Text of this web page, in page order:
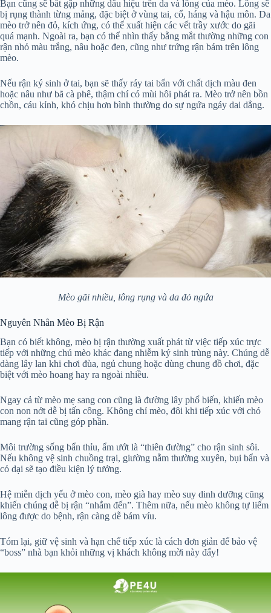
Bạn cũng sẽ bắt gặp những dấu hiệu trên da và lông của mèo. Lông sẽ
bị rụng thành từng mảng, đặc biệt ở vùng tai, cổ, háng và hậu môn. Da
mèo trở nên đỏ, kích ứng, có thể xuất hiện các vết trầy xước do gãi
quá mạnh. Ngoài ra, bạn có thể nhìn thấy bằng mắt thường những con
rận nhỏ màu trắng, nâu hoặc đen, cũng như trứng rận bám trên lông
mèo.
Nếu rận ký sinh ở tai, bạn sẽ thấy ráy tai bẩn với chất dịch màu đen
hoặc nâu như bã cà phê, thậm chí có mùi hôi phát ra. Mèo trở nên bồn
chồn, cáu kỉnh, khó chịu hơn bình thường do sự ngứa ngáy dai dẳng.
Mèo gãi nhiều, lông rụng và da đỏ ngứa
Nguyên Nhân Mèo Bị Rận
Bạn có biết không, mèo bị rận thường xuất phát từ việc tiếp xúc trực
tiếp với những chú mèo khác đang nhiễm ký sinh trùng này. Chúng dễ
dàng lây lan khi chơi đùa, ngủ chung hoặc dùng chung đồ chơi, đặc
biệt với mèo hoang hay ra ngoài nhiều.
Ngay cả từ mèo mẹ sang con cũng là đường lây phổ biến, khiến mèo
con non nớt dễ bị tấn công. Không chỉ mèo, đôi khi tiếp xúc với chó
mang rận tai cũng góp phần.
Môi trường sống bẩn thỉu, ẩm ướt là “thiên đường” cho rận sinh sôi.
Nếu không vệ sinh chuồng trại, giường nằm thường xuyên, bụi bẩn và
cỏ dại sẽ tạo điều kiện lý tưởng.
Hệ miễn dịch yếu ở mèo con, mèo già hay mèo suy dinh dưỡng cũng
khiến chúng dễ bị rận “nhắm đến”. Thêm nữa, nếu mèo không tự liếm
lông được do bệnh, rận càng dễ bám víu.
Tóm lại, giữ vệ sinh và hạn chế tiếp xúc là cách đơn giản để bảo vệ
“boss” nhà bạn khỏi những vị khách không mời này đấy!